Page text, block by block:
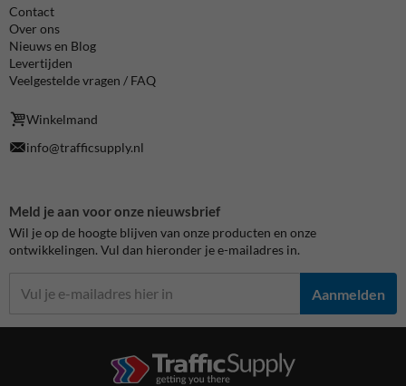
Contact
Over ons
Nieuws en Blog
Levertijden
Veelgestelde vragen / FAQ
Winkelmand
info@trafficsupply.nl
Meld je aan voor onze nieuwsbrief
Wil je op de hoogte blijven van onze producten en onze
ontwikkelingen. Vul dan hieronder je e-mailadres in.
Aanmelden